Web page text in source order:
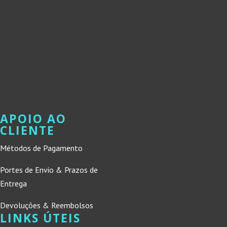
APOIO AO
CLIENTE
Métodos de Pagamento
Portes de Envio & Prazos de
Entrega
Devoluções & Reembolsos
LINKS ÚTEIS